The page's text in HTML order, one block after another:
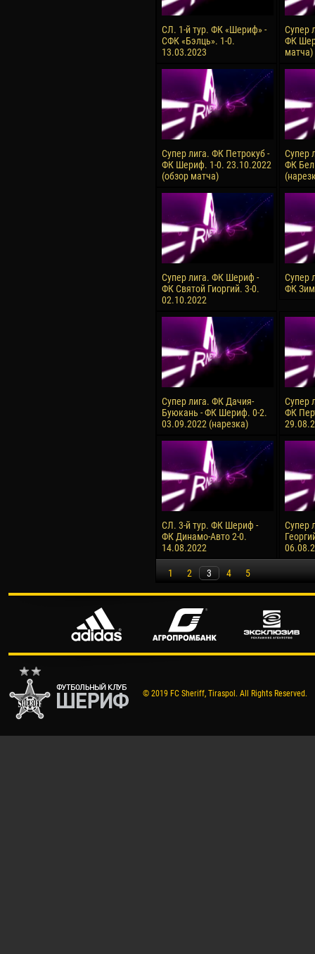
СЛ. 1-й тур. ФК «Шериф» -
СФК «Бэлць». 1-0.
13.03.2023
Супер
ФК
Супер лига. ФК Петрокуб -
ФК Шериф. 1-0. 23.10.2022
(обзор матча)
Супер
ФК
Супер лига. ФК Шериф -
ФК Святой Гиоргий. 3-0.
02.10.2022
Супер
ФК
Супер лига. ФК Дачия-
Буюкань - ФК Шериф. 0-2.
03.09.2022 (нарезка)
Супер
ФК
СЛ. 3-й тур. ФК Шериф -
ФК Динамо-Авто 2-0.
14.08.2022
Супер
1 2 3 4 5
© 2019 FC Sheriff, Tiraspol. All Rights Reserved.